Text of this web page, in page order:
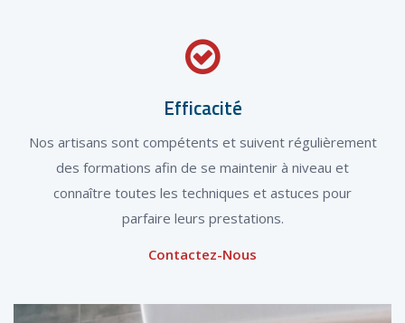
Efficacité
Nos artisans sont compétents et suivent régulièrement
des formations afin de se maintenir à niveau et
connaître toutes les techniques et astuces pour
parfaire leurs prestations.
Contactez-Nous